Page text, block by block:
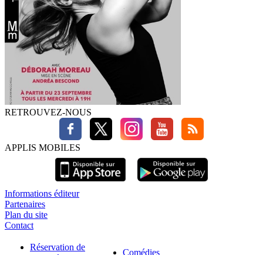
RETROUVEZ-NOUS
APPLIS MOBILES
Informations éditeur
Partenaires
Plan du site
Contact
Réservation de
Comédies